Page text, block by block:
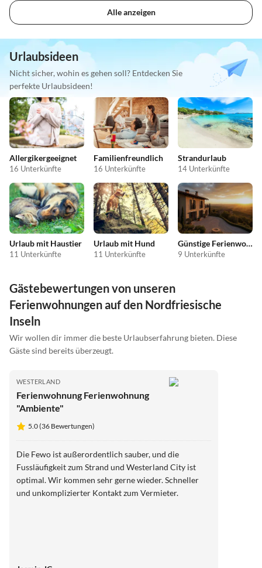
Alle anzeigen
Urlaubsideen
Nicht sicher, wohin es gehen soll? Entdecken Sie
perfekte Urlaubsideen!
Allergikergeeignet
16 Unterkünfte
Familienfreundlich
16 Unterkünfte
Strandurlaub
14 Unterkünfte
Urlaub mit Haustier
11 Unterkünfte
Urlaub mit Hund
11 Unterkünfte
Günstige Ferienwohnungen
9 Unterkünfte
Gästebewertungen von unseren
Ferienwohnungen auf den Nordfriesische
Inseln
Wir wollen dir immer die beste Urlaubserfahrung bieten. Diese
Gäste sind bereits überzeugt.
WESTERLAND
Ferienwohnung Ferienwohnung
"Ambiente"
5.0 (36 Bewertungen)
Die Fewo ist außerordentlich sauber, und die
Fussläufigkeit zum Strand und Westerland City ist
optimal. Wir kommen sehr gerne wieder. Schneller
und unkomplizierter Kontakt zum Vermieter.